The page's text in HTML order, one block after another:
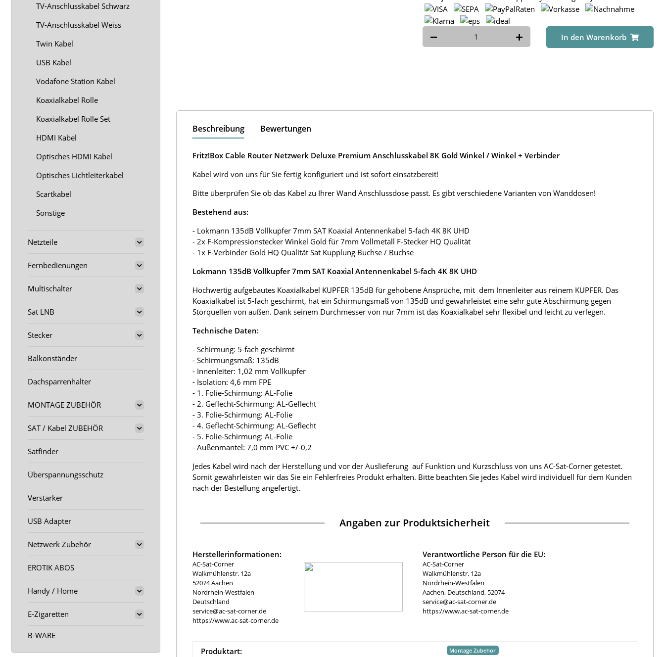
In den Warenkorb
Beschreibung Bewertungen
Fritz!Box Cable Router Netzwerk Deluxe Premium Anschlusskabel 8K Gold Winkel / Winkel + Verbinder
Kabel wird von uns für Sie fertig konfiguriert und ist sofort einsatzbereit!
Bitte überprüfen Sie ob das Kabel zu Ihrer Wand Anschlussdose passt. Es gibt verschiedene Varianten von Wanddosen!
Bestehend aus:
- Lokmann 135dB Vollkupfer 7mm SAT Koaxial Antennenkabel 5-fach 4K 8K UHD
- 2x F-Kompressionstecker Winkel Gold für 7mm Vollmetall F-Stecker HQ Qualität
- 1x F-Verbinder Gold HQ Qualität Sat Kupplung Buchse / Buchse
Lokmann 135dB Vollkupfer 7mm SAT Koaxial Antennenkabel 5-fach 4K 8K UHD
Hochwertig aufgebautes Koaxialkabel KUPFER 135dB für gehobene Ansprüche, mit dem Innenleiter aus reinem KUPFER. Das
Koaxialkabel ist 5-fach geschirmt, hat ein Schirmungsmaß von 135dB und gewährleistet eine sehr gute Abschirmung gegen
Störquellen von außen. Dank seinem Durchmesser von nur 7mm ist das Koaxialkabel sehr flexibel und leicht zu verlegen.
Technische Daten:
- Schirmung: 5-fach geschirmt
- Schirmungsmaß: 135dB
- Innenleiter: 1,02 mm Vollkupfer
- Isolation: 4,6 mm FPE
- 1. Folie-Schirmung: AL-Folie
- 2. Geflecht-Schirmung: AL-Geflecht
- 3. Folie-Schirmung: AL-Folie
- 4. Geflecht-Schirmung: AL-Geflecht
- 5. Folie-Schirmung: AL-Folie
- Außenmantel: 7,0 mm PVC +/-0,2
Jedes Kabel wird nach der Herstellung und vor der Auslieferung auf Funktion und Kurzschluss von uns AC-Sat-Corner getestet.
Somit gewährleisten wir das Sie ein Fehlerfreies Produkt erhalten. Bitte beachten Sie jedes Kabel wird individuell für dem Kunden
nach der Bestellung angefertigt.
Angaben zur Produktsicherheit
Herstellerinformationen:
AC-Sat-Corner
Walkmühlenstr. 12a
52074 Aachen
Nordrhein-Westfalen
Deutschland
service@ac-sat-corner.de
https://www.ac-sat-corner.de
Verantwortliche Person für die EU:
AC-Sat-Corner
Walkmühlenstr. 12a
Nordrhein-Westfalen
Aachen, Deutschland, 52074
service@ac-sat-corner.de
https://www.ac-sat-corner.de
Produktart: Montage Zubehör
TV-Anschlusskabel Schwarz
TV-Anschlusskabel Weiss
Twin Kabel
USB Kabel
Vodafone Station Kabel
Koaxialkabel Rolle
Koaxialkabel Rolle Set
HDMI Kabel
Optisches HDMI Kabel
Optisches Lichtleiterkabel
Scartkabel
Sonstige
Netzteile
Fernbedienungen
Multischalter
Sat LNB
Stecker
Balkonständer
Dachsparrenhalter
MONTAGE ZUBEHÖR
SAT / Kabel ZUBEHÖR
Satfinder
Überspannungsschutz
Verstärker
USB Adapter
Netzwerk Zubehör
EROTIK ABOS
Handy / Home
E-Zigaretten
B-WARE